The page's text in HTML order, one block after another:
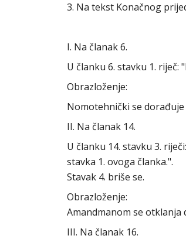
3. Na tekst Konačnog
I. Na članak 6.
U članku 6. stavku 1.
Obrazloženje:
Nomotehnički se dorađuje
II. Na članak 14.
U članku 14. stavku 3.
stavka 1. ovoga članka.".
Stavak 4. briše se.
Obrazloženje:
Amandmanom se
III. Na članak 16.